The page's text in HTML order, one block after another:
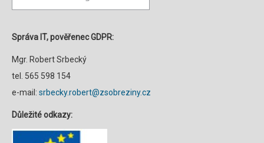
Správa IT, pověřenec GDPR:
Mgr. Robert Srbecký
tel. 565 598 154
e-mail: srbecky.robert@zsobreziny.cz
Důležité odkazy: